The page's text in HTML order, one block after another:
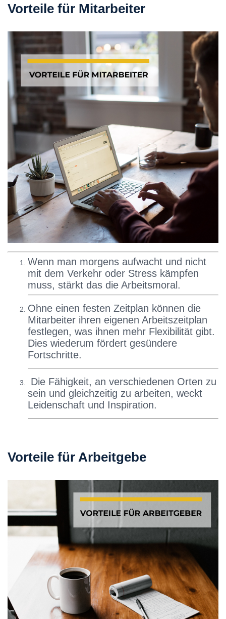
Vorteile für Mitarbeiter
Wenn man morgens aufwacht und nicht
mit dem Verkehr oder Stress kämpfen
muss, stärkt das die Arbeitsmoral.
Ohne einen festen Zeitplan können die
Mitarbeiter ihren eigenen Arbeitszeitplan
festlegen, was ihnen mehr Flexibilität gibt.
Dies wiederum fördert gesündere
Fortschritte.
Die Fähigkeit, an verschiedenen Orten zu
sein und gleichzeitig zu arbeiten, weckt
Leidenschaft und Inspiration.
Vorteile für Arbeitgebe